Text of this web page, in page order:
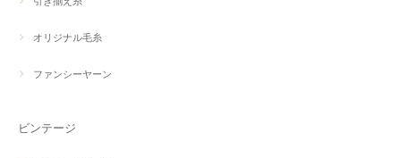
オリジナル毛糸
ファンシーヤーン
ビンテージ